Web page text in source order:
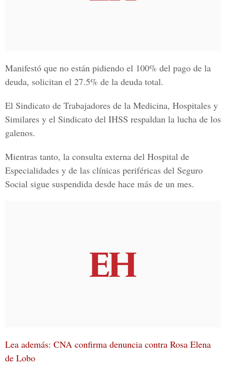
Manifestó que no están pidiendo el 100% del pago de la
deuda, solicitan el 27.5% de la deuda total.
El Sindicato de Trabajadores de la Medicina, Hospitales y
Similares y el Sindicato del IHSS respaldan la lucha de los
galenos.
Mientras tanto, la consulta externa del Hospital de
Especialidades y de las clínicas periféricas del Seguro
Social sigue suspendida desde hace más de un mes.
Lea además: CNA confirma denuncia contra Rosa Elena
de Lobo